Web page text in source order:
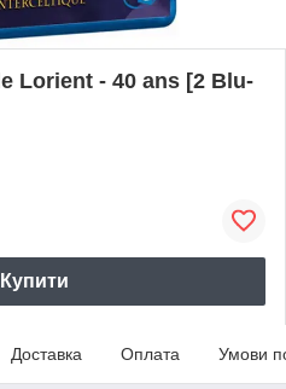
Lorient - 40 ans [2 Blu-
Купити
Доставка Оплата Умови